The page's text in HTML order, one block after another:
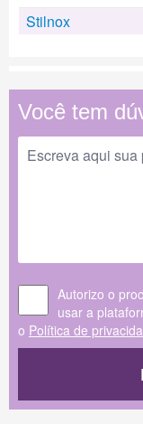
Stilnox
Você tem
Autorizo o
usar a
o Política de